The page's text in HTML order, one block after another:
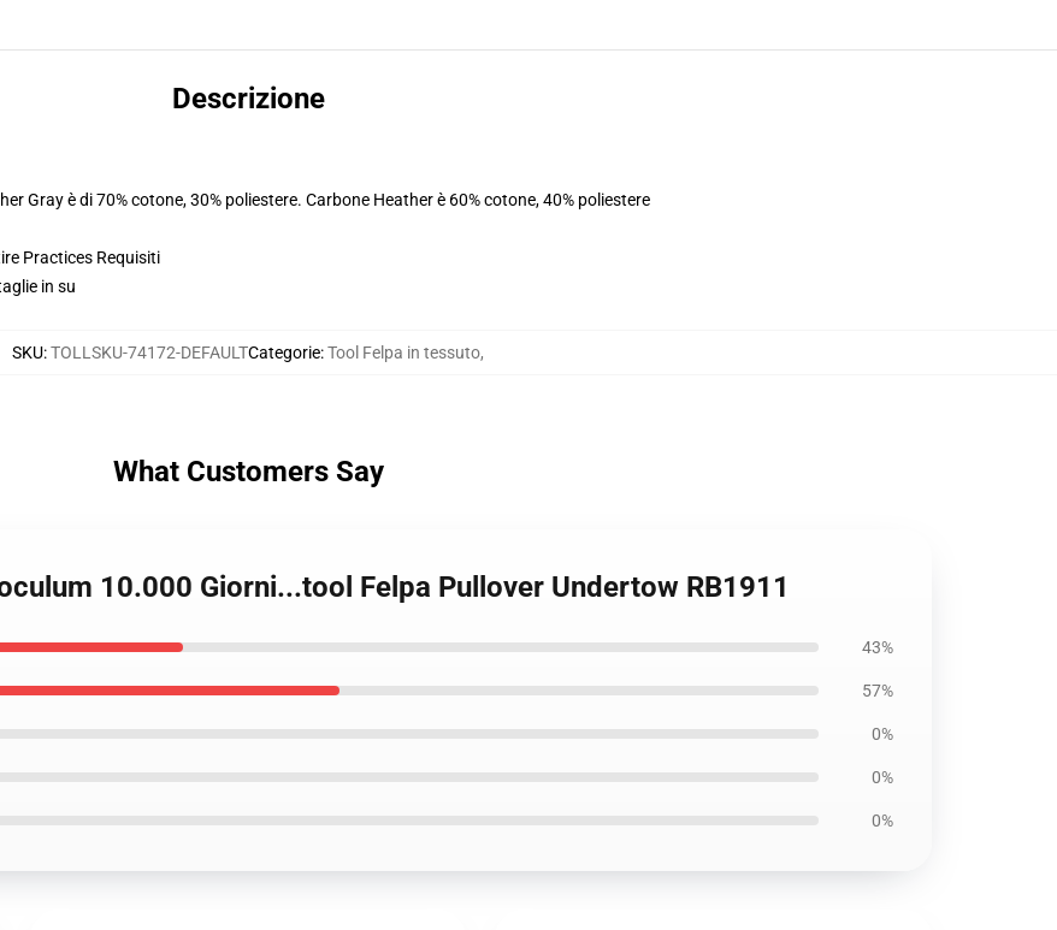
Descrizione
Gray è di 70% cotone, 30% poliestere. Carbone Heather è 60% cotone, 40% poliestere
Practices Requisiti
in su
SKU:TOLLSKU-74172-DEFAULTCategorie:Tool Felpa in tessuto,
What Customers Say
10.000 Giorni...tool Felpa Pullover Undertow RB1911
43%
57%
0%
0%
0%